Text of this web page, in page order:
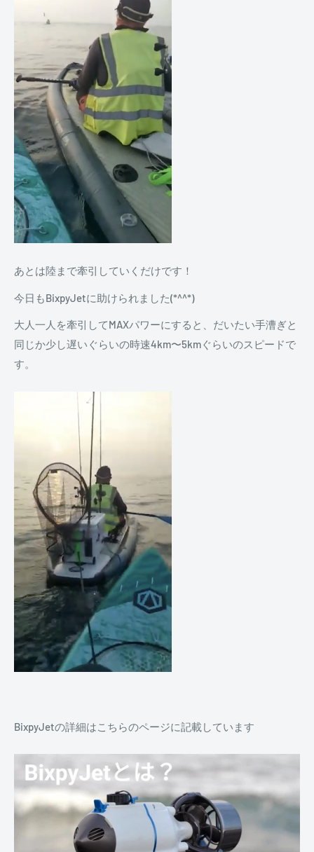
あとは陸まで牽引していくだけです！
今日もBixpyJetに助けられました(*^^*)
大人一人を牽引してMAXパワーにすると、だいたい手漕ぎと
同じか少し遅いぐらいの時速4km〜5kmぐらいのスピードで
す。
BixpyJetの詳細はこちらのページに記載しています